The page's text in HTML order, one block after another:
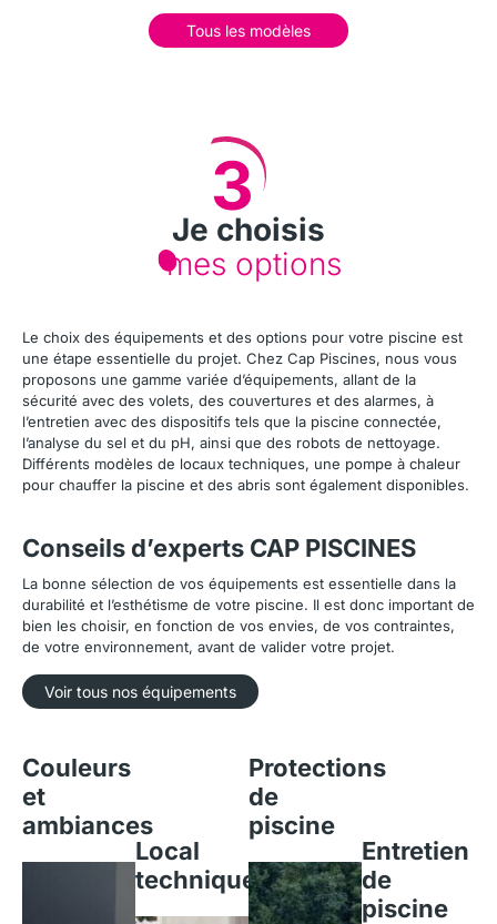
Tous les modèles
3
Je choisis
mes options
Le choix des équipements et des options pour votre piscine est
une étape essentielle du projet. Chez Cap Piscines, nous vous
proposons une gamme variée d’équipements, allant de la
sécurité avec des volets, des couvertures et des alarmes, à
l’entretien avec des dispositifs tels que la piscine connectée,
l’analyse du sel et du pH, ainsi que des robots de nettoyage.
Différents modèles de locaux techniques, une pompe à chaleur
pour chauffer la piscine et des abris sont également disponibles.
Conseils d’experts CAP PISCINES
La bonne sélection de vos équipements est essentielle dans la
durabilité et l’esthétisme de votre piscine. Il est donc important de
bien les choisir, en fonction de vos envies, de vos contraintes,
de votre environnement, avant de valider votre projet.
Voir tous nos équipements
Couleurs
et
ambiances
Local
technique
Protections
de
piscine
Entretien
de
piscine